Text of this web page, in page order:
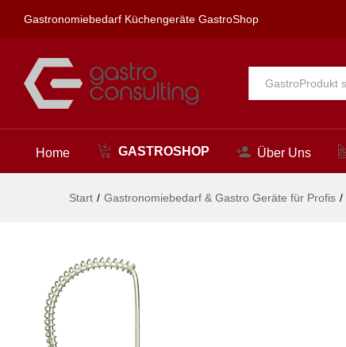
Gastronomiebedarf Küchengeräte GastroShop
Alle
Home GASTROSHOP Über Uns
Start / Gastronomiebedarf & Gastro Geräte für Profis /
Beschreibung